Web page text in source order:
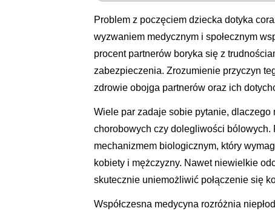
Problem z poczęciem dziecka dotyka
wyzwaniem medycznym i społecznym
procent partnerów boryka się z
zabezpieczenia. Zrozumienie przyczyn
zdrowie obojga partnerów oraz ich
Wiele par zadaje sobie pytanie,
chorobowych czy dolegliwości bólowych.
mechanizmem biologicznym, który
kobiety i mężczyzny. Nawet niewielkie
skutecznie uniemożliwić połączenie się
Współczesna medycyna rozróżnia